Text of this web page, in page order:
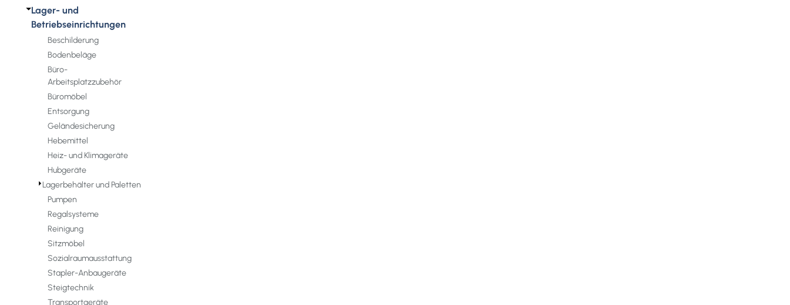
⏷Lager- und
Betriebseinrichtungen
Beschilderung
Bodenbeläge
Büro-
Arbeitsplatzzubehör
Büromöbel
Entsorgung
Geländesicherung
Hebemittel
Heiz- und Klimageräte
Hubgeräte
⏵Lagerbehälter und Paletten
Pumpen
Regalsysteme
Reinigung
Sitzmöbel
Sozialraumausstattung
Stapler-Anbaugeräte
Steigtechnik
Transportgeräte